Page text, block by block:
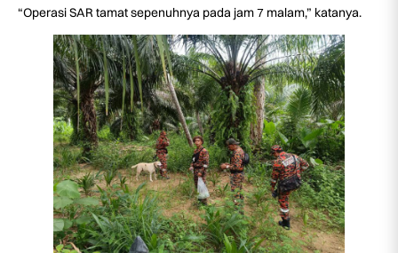
“Operasi SAR tamat sepenuhnya pada jam 7 malam,” katanya.